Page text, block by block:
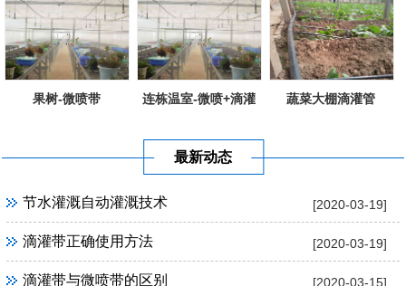
果树-微喷带 连栋温室-微喷+滴灌 蔬菜大棚滴灌管
最新动态
[2020-03-19]
节水灌溉自动灌溉技术
[2020-03-19]
滴灌带正确使用方法
[2020-03-15]
滴灌带与微喷带的区别